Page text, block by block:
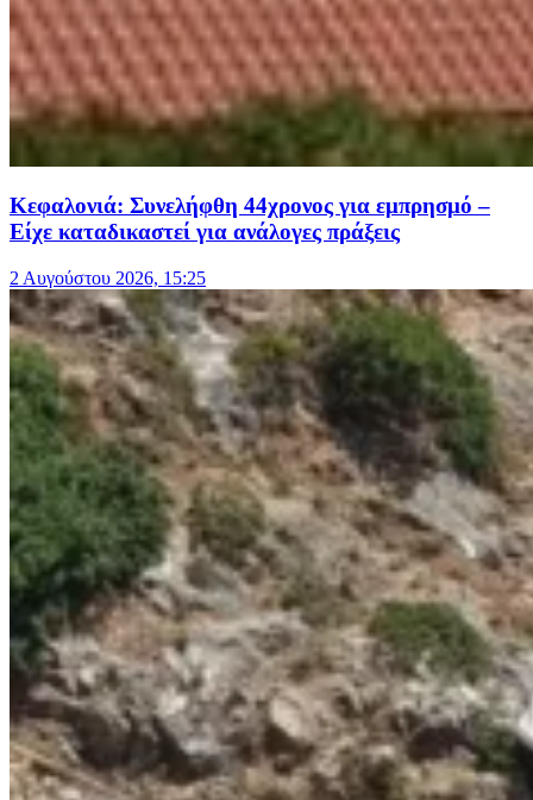
Κεφαλονιά: Συνελήφθη 44χρονος για εμπρησμό –
Είχε καταδικαστεί για ανάλογες πράξεις
2 Αυγούστου 2026, 15:25